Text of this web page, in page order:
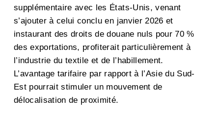
supplémentaire avec les États-Unis, venant
s’ajouter à celui conclu en janvier 2026 et
instaurant des droits de douane nuls pour 70 %
des exportations, profiterait particulièrement à
l’industrie du textile et de l’habillement.
L’avantage tarifaire par rapport à l’Asie du Sud-
Est pourrait stimuler un mouvement de
délocalisation de proximité.